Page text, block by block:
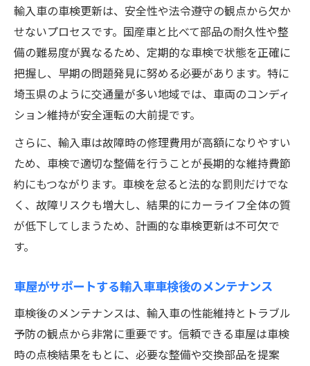
輸入車の車検更新は、安全性や法令遵守の観点から欠か
せないプロセスです。国産車と比べて部品の耐久性や整
備の難易度が異なるため、定期的な車検で状態を正確に
把握し、早期の問題発見に努める必要があります。特に
埼玉県のように交通量が多い地域では、車両のコンディ
ション維持が安全運転の大前提です。
さらに、輸入車は故障時の修理費用が高額になりやすい
ため、車検で適切な整備を行うことが長期的な維持費節
約にもつながります。車検を怠ると法的な罰則だけでな
く、故障リスクも増大し、結果的にカーライフ全体の質
が低下してしまうため、計画的な車検更新は不可欠で
す。
車屋がサポートする輸入車車検後のメンテナンス
車検後のメンテナンスは、輸入車の性能維持とトラブル
予防の観点から非常に重要です。信頼できる車屋は車検
時の点検結果をもとに、必要な整備や交換部品を提案